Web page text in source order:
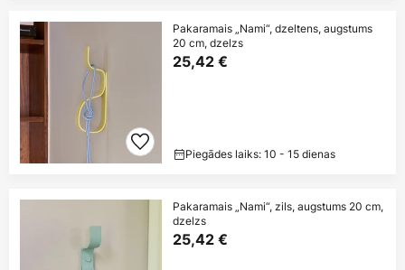
Pakaramais „Nami“, dzeltens, augstums
20 cm, dzelzs
25,42 €
Piegādes laiks: 10 - 15 dienas
Pakaramais „Nami“, zils, augstums 20 cm,
dzelzs
25,42 €